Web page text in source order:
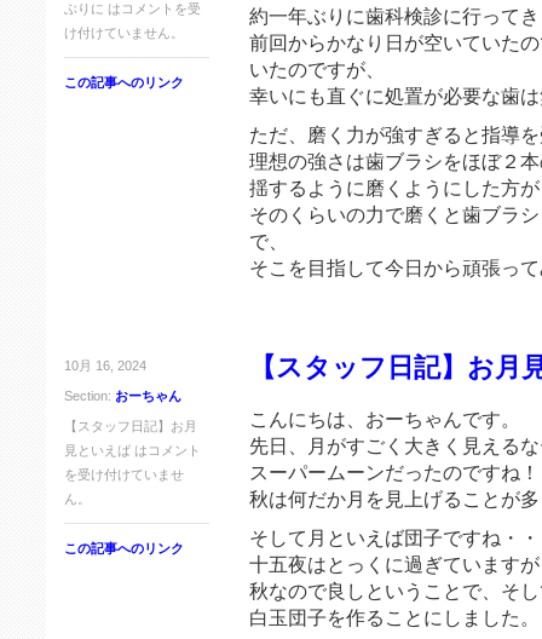
ぶりに は コメントを受
け付けていません。
この記事へのリンク
約一年ぶりに歯科検診に行って
前回からかなり日が空いていた
いたのですが、
幸いにも直ぐに処置が必要な歯
ただ、磨く力が強すぎると指導
理想の強さは歯ブラシをほぼ２
揺するように磨くようにした方
そのくらいの力で磨くと歯ブラ
で、
そこを目指して今日から頑張っ
10月 16, 2024
Section: おーちゃん
【スタッフ日記】お月
見といえば は コメント
を受け付けていませ
ん。
この記事へのリンク
【スタッフ日記】お月
こんにちは、おーちゃんです。
先日、月がすごく大きく見える
スーパームーンだったのですね！
秋は何だか月を見上げることが
そして月といえば団子ですね・
十五夜はとっくに過ぎていますが
秋なので良しということで、そ
白玉団子を作ることにしました。